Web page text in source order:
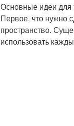
Основные идеи для
Первое, что нужно
пространство.
использовать